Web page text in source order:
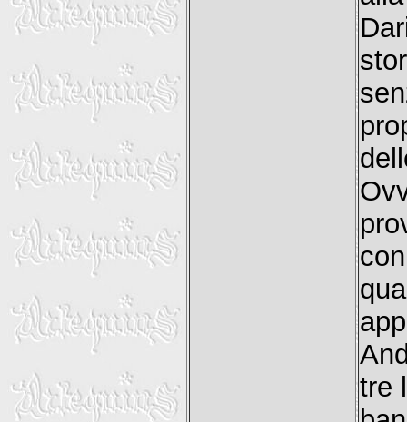
tre